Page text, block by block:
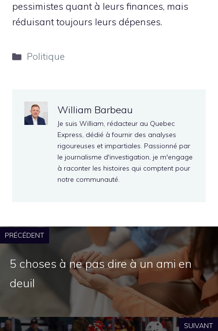
pessimistes quant à leurs finances, mais
réduisant toujours leurs dépenses.
Catégories
Politique
William Barbeau
Je suis William, rédacteur au Quebec
Express, dédié à fournir des analyses
rigoureuses et impartiales. Passionné par
le journalisme d'investigation, je m'engage
à raconter les histoires qui comptent pour
notre communauté.
PRÉCÉDENT
5 choses à ne pas dire à un ami en
deuil
SUIVANT